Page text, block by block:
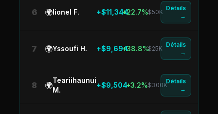
6 🌍lionel F. +$11,344+22.7%$50K
Détails
→
7 🌍Yssoufi H. +$9,694+38.8%$25K
Détails
→
8 🌍
Teariihaunui
M.
+$9,504+3.2%$300K
Détails
→